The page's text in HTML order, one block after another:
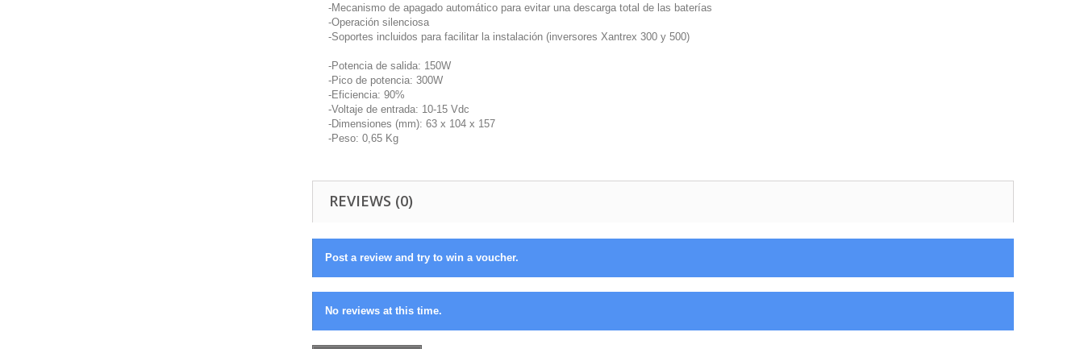
-Mecanismo de apagado automático para evitar una descarga total de las baterías
-Operación silenciosa
-Soportes incluidos para facilitar la instalación (inversores Xantrex 300 y 500)
-Potencia de salida: 150W
-Pico de potencia: 300W
-Eficiencia: 90%
-Voltaje de entrada: 10-15 Vdc
-Dimensiones (mm): 63 x 104 x 157
-Peso: 0,65 Kg
REVIEWS (0)
Post a review and try to win a voucher.
No reviews at this time.